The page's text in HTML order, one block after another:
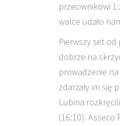
przeciwnikowi
walce udało
Pierwszy set
dobrze na
prowadzenie
zdarzały im się
Lubina
(16:10). Asseco